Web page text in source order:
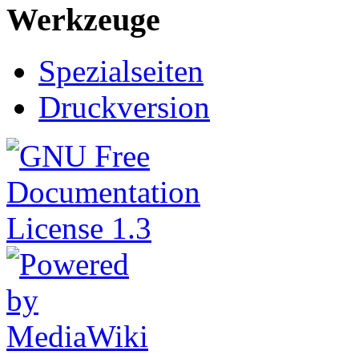
Werkzeuge
Spezialseiten
Druckversion